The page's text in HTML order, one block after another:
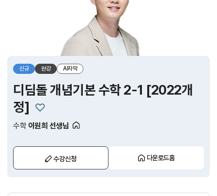
신규 완강 AI자막
디딤돌 개념기본 수학 2-1 [2022개
정]
수학 이원희 선생님
수강신청 다운로드홈